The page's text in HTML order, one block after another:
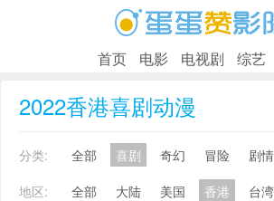
首页 电影 电视剧 综艺
2022香港喜剧动漫
分类: 全部 喜剧 奇幻 冒险 剧情
地区:
全部 大陆 美国 香港 台湾